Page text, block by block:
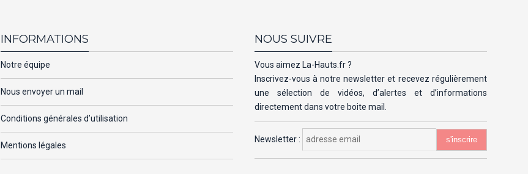
INFORMATIONS
Notre équipe
Nous envoyer un mail
Conditions générales d’utilisation
Mentions légales
NOUS SUIVRE
Vous aimez La-Hauts.fr ?
Inscrivez-vous à notre newsletter et recevez régulièrement
une sélection de vidéos, d’alertes et d’informations
directement dans votre boite mail.
Newsletter :